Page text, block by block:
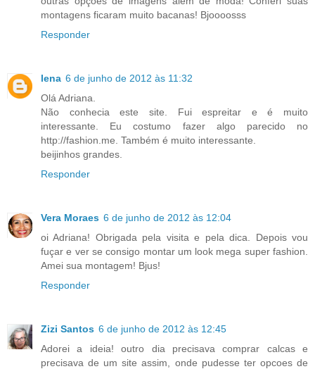
montagens ficaram muito bacanas! Bjoooosss
Responder
lena 6 de junho de 2012 às 11:32
Olá Adriana.
Não conhecia este site. Fui espreitar e é muito
interessante. Eu costumo fazer algo parecido no
http://fashion.me. Também é muito interessante.
beijinhos grandes.
Responder
Vera Moraes 6 de junho de 2012 às 12:04
oi Adriana! Obrigada pela visita e pela dica. Depois vou
fuçar e ver se consigo montar um look mega super fashion.
Amei sua montagem! Bjus!
Responder
Zizi Santos 6 de junho de 2012 às 12:45
Adorei a ideia! outro dia precisava comprar calcas e
precisava de um site assim, onde pudesse ter opcoes de